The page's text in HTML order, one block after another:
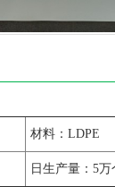
材料：LDPE
日生产量：5万